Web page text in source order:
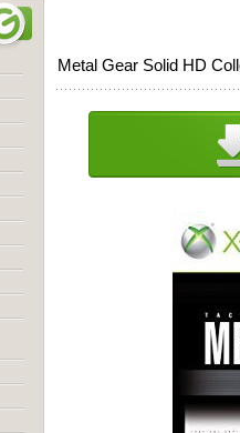
Metal Gear Solid HD